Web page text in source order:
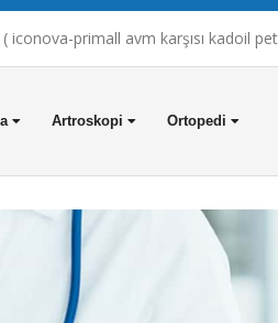
primall avm karşısı kadoil
Artroskopi Ortopedi